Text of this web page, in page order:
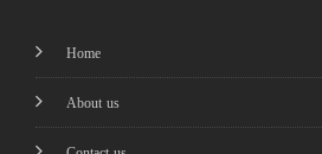
Home
About us